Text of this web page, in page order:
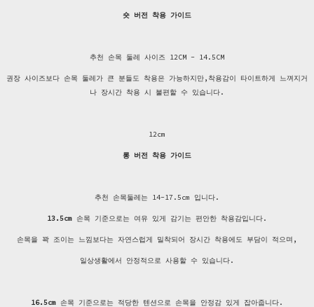
숏 버전 착용 가이드
추천 손목 둘레 사이즈 12CM - 14.5CM
권장 사이즈보다 손목 둘레가 큰 분들도 착용은 가능하지만,착용감이 타이트하게 느껴지거
나 장시간 착용 시 불편할 수 있습니다.
12cm
롱 버전 착용 가이드
추천 손목둘레는 14-17.5cm 입니다.
13.5cm 손목 기준으로는 여유 있게 감기는 편안한 착용감입니다.
손목을 꽉 조이는 느낌보다는 자연스럽게 밀착되어 장시간 착용에도 부담이 적으며,
일상생활에서 안정적으로 사용할 수 있습니다.
16.5cm 손목 기준으로는 적당한 텐션으로 손목을 안정감 있게 잡아줍니다.